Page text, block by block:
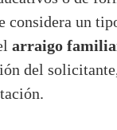
considera un
arraigo
del